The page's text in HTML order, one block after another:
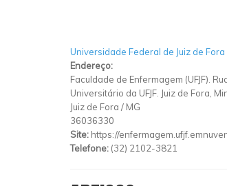
Universidade Federal de Juiz de Fora
Endereço:
Faculdade de Enfermagem (UFJF).
Universitário da UFJF. Juiz de Fora,
Juiz de Fora / MG
36036330
Site: https://
Telefone: (32) 2102-3821